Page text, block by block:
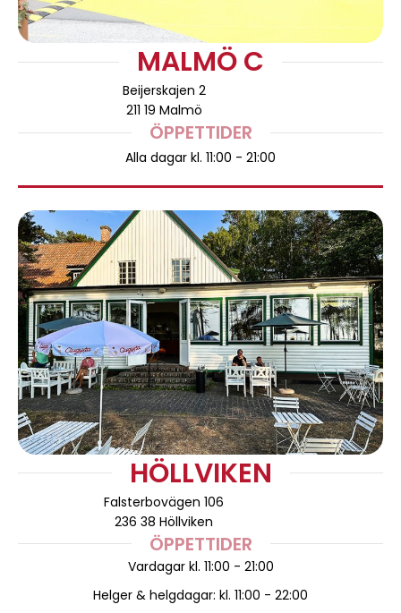
MALMÖ C
Beijerskajen 2
211 19 Malmö
ÖPPETTIDER
Alla dagar kl. 11:00 - 21:00
HÖLLVIKEN
Falsterbovägen 106
236 38 Höllviken
ÖPPETTIDER
Vardagar kl. 11:00 - 21:00
Helger & helgdagar: kl. 11:00 - 22:00